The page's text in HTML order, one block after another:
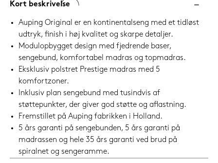
Kort beskrivelse
Auping Original er en kontinentalseng med et tidløst
udtryk, finish i høj kvalitet og skarpe detaljer.
Modulopbygget design med fjedrende baser,
sengebund, komfortabel madras og topmadras.
Eksklusiv polstret Prestige madras med 5
komfortzoner.
Inklusiv plan sengebund med tusindvis af
støttepunkter, der giver god støtte og aflastning.
Fremstillet på Auping fabrikken i Holland.
5 års garanti på sengebunden, 5 års garanti på
madrassen og hele 35 års garanti ved brud på
spiralnet og sengeramme.